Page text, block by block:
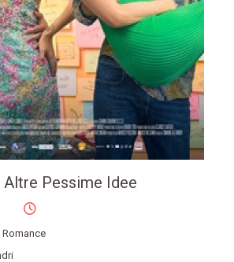
Altre Pessime Idee
Romance